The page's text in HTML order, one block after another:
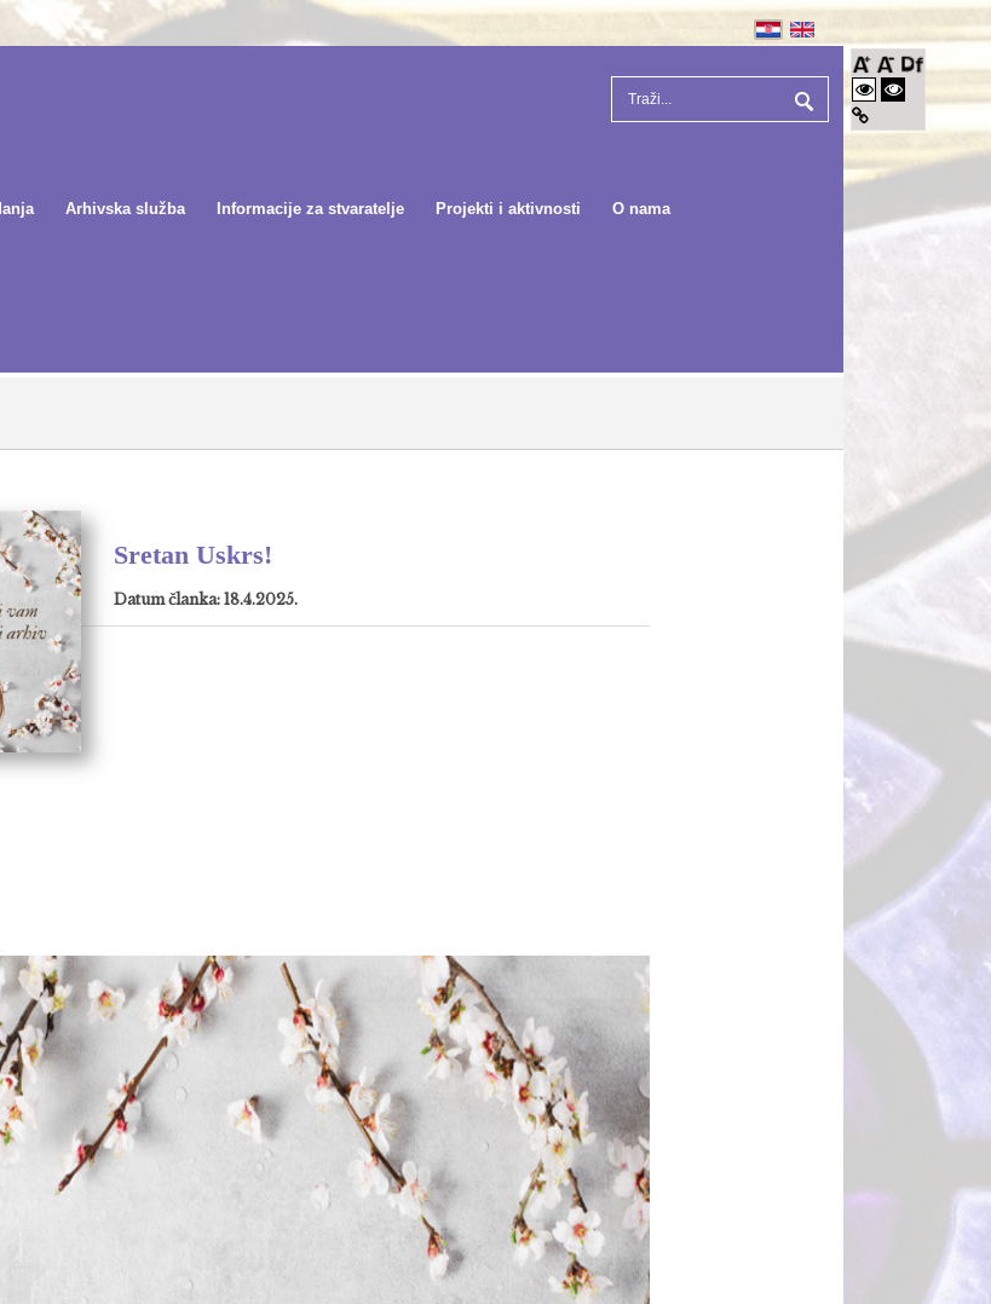
Arhivska služba Informacije za stvaratelje Projekti i aktivnosti O nama
Sretan Uskrs!
Datum članka: 18.4.2025.